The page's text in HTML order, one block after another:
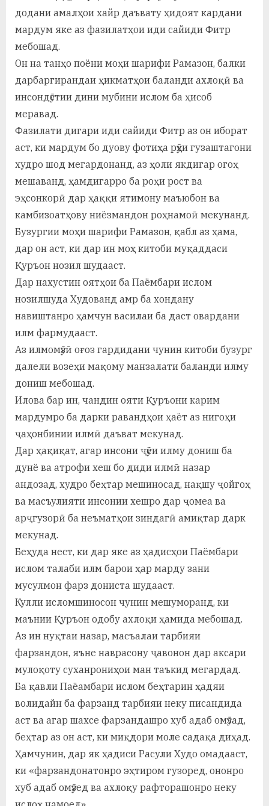
у
с
а
додани амалҳои хайр даъвату ҳидоят кардани
мардум яке аз фазилатҳои иди сайиди Фитр
мебошад.
Он на танҳо поёни моҳи шарифи Рамазон, балки
дарбаргирандаи ҳикматҳои баланди ахлоқӣ ва
инсондӯстии дини мубини ислом ба ҳисоб
меравад.
Фазилати дигари иди сайиди Фитр аз он иборат
аст, ки мардум бо дуову фотиҳа рӯҳи гузаштагони
худро шод мегардонанд, аз ҳоли якдигар огоҳ
мешаванд, ҳамдигарро ба роҳи рост ва
эҳсонкорӣ дар ҳаққи ятимону маъюбон ва
камбизоатҳову ниёзмандон роҳнамоӣ мекунанд.
Бузургии моҳи шарифи Рамазон, қабл аз ҳама,
дар он аст, ки дар ин моҳ китоби муқаддаси
Қуръон нозил шудааст.
Дар нахустин оятҳои ба Паёмбари ислом
нозилшуда Худованд амр ба хондану
навиштанро ҳамчун василаи ба даст овардани
илм фармудааст.
Аз илмомӯзӣ оғоз гардидани чунин китоби бузург
далели возеҳи мақому манзалати баланди илму
дониш мебошад.
Илова бар ин, чандин ояти Қуръони карим
мардумро ба дарки равандҳои ҳаёт аз нигоҳи
ҷаҳонбинии илмӣ даъват мекунад.
Дар ҳақиқат, агар инсони ҷӯёи илму дониш ба
дунё ва атрофи хеш бо диди илмӣ назар
андозад, худро беҳтар мешиносад, нақшу ҷойгоҳ
ва масъулияти инсонии хешро дар ҷомеа ва
арҷгузорӣ ба неъматҳои зиндагӣ амиқтар дарк
мекунад.
Беҳуда нест, ки дар яке аз ҳадисҳои Паёмбари
ислом талаби илм барои ҳар марду зани
мусулмон фарз дониста шудааст.
Кулли исломшиносон чунин мешуморанд, ки
маънии Қуръон одобу ахлоқи ҳамида мебошад.
Аз ин нуқтаи назар, масъалаи тарбияи
фарзандон, яъне наврасону ҷавонон дар аксари
мулоқоту суханрониҳои ман таъкид мегардад.
Ба қавли Паёамбари ислом беҳтарин ҳадяи
волидайн ба фарзанд тарбияи неку писандида
аст ва агар шахсе фарзандашро хуб адаб омӯзад,
беҳтар аз он аст, ки миқдори моле садақа диҳад.
Ҳамчунин, дар як ҳадиси Расули Худо омадааст,
ки «фарзандонатонро эҳтиром гузоред, ононро
хуб адаб омӯзед ва ахлоқу рафторашонро неку